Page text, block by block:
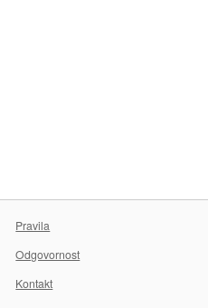
Pravila
Odgovornost
Kontakt